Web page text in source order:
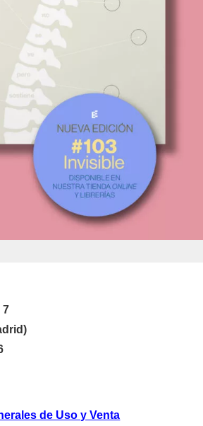
7
de Uso y Venta